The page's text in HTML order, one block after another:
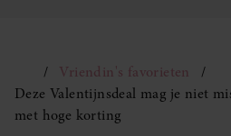
Vriendin's favorieten
Deze Valentijnsdeal mag je niet
met hoge korting